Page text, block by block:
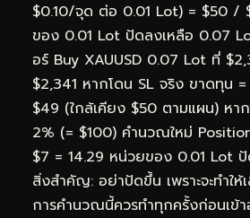
$0.10/จุด ต่อ 0.01 Lot) = $50 /
ของ 0.01 Lot ปัดลงเหลือ 0.07
อร์ Buy XAUUSD 0.07 Lot ที่
$2,341 หากโดน SL จริง ขาดทุน
$49 (ใกล้เคียง $50 ตามแผน) หา
2% (= $100) คำนวณใหม่
$7 = 14.29 หน่วยของ 0.01 Lot
สิ่งสำคัญ: อย่าปัดขึ้น เพราะจะทำให้
การคำนวณนี้ควรทำทุกครั้งก่อนเข้า